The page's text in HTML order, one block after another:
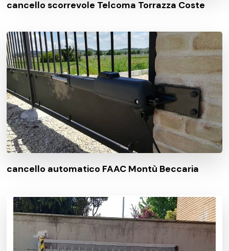
cancello scorrevole Telcoma Torrazza Coste
cancello automatico FAAC Montù Beccaria